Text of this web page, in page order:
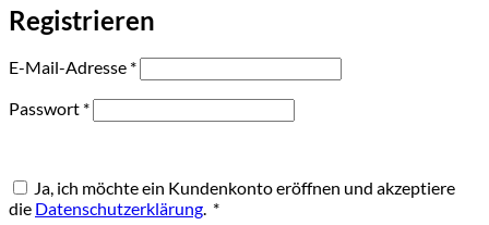
Registrieren
E-Mail-Adresse *Erforderlich
Passwort *Erforderlich
Ja, ich möchte ein Kundenkonto eröffnen und akzeptiere
die Datenschutzerklärung. *Erforderlich